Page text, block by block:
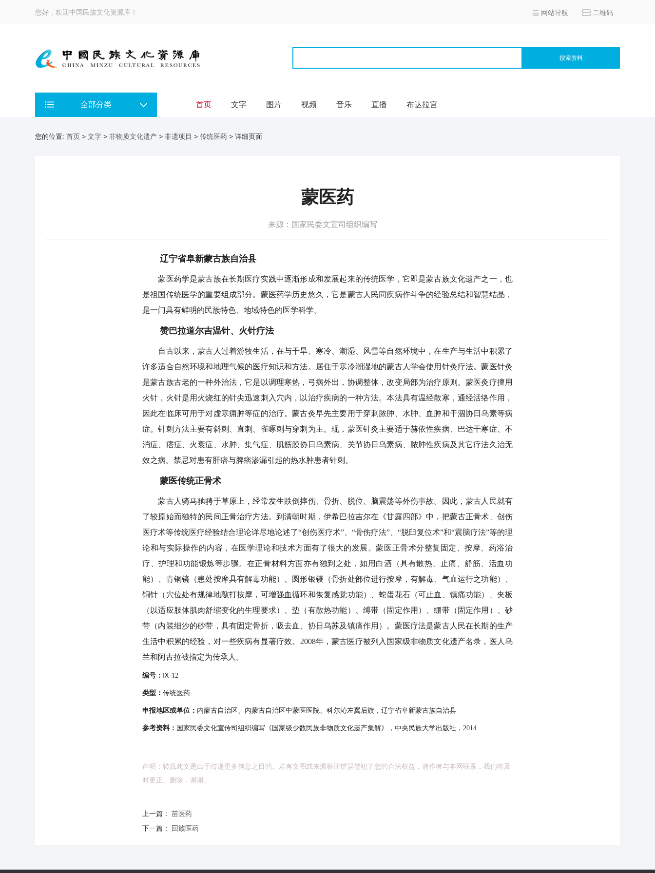
您好，欢迎中国民族文化资源库！ 网站导航 二维码
搜索资料
全部分类 首页 文字 图片 视频 音乐 直播 布达拉宫
您的位置: 首页 > 文字 > 非物质文化遗产 > 非遗项目 > 传统医药 > 详细页面
蒙医药
来源：国家民委文宣司组织编写
辽宁省阜新蒙古族自治县
蒙医药学是蒙古族在长期医疗实践中逐渐形成和发展起来的传统医学，它即是蒙古族文化遗产之一，也
是祖国传统医学的重要组成部分。蒙医药学历史悠久，它是蒙古人民同疾病作斗争的经验总结和智慧结晶，
是一门具有鲜明的民族特色、地域特色的医学科学。
赞巴拉道尔吉温针、火针疗法
自古以来，蒙古人过着游牧生活，在与干旱、寒冷、潮湿、风雪等自然环境中，在生产与生活中积累了
许多适合自然环境和地理气候的医疗知识和方法。居住于寒冷潮湿地的蒙古人学会使用针灸疗法。蒙医针灸
是蒙古族古老的一种外治法，它是以调理寒热，弓病外出，协调整体，改变局部为治疗原则。蒙医灸疗擅用
火针，火针是用火烧红的针尖迅速刺入穴内，以治疗疾病的一种方法。本法具有温经散寒，通经活络作用，
因此在临床可用于对虚寒痈肿等症的治疗。蒙古灸早先主要用于穿刺脓肿、水肿、血肿和干涸协日乌素等病
症。针刺方法主要有斜刺、直刺、雀啄刺与穿刺为主。现，蒙医针灸主要适于赫依性疾病、巴达干寒症、不
消症、痞症、火衰症、水肿、集气症、肌筋膜协日乌素病、关节协日乌素病、脓肿性疾病及其它疗法久治无
效之病。禁忌对患有肝痞与脾痞渗漏引起的热水肿患者针刺。
蒙医传统正骨术
蒙古人骑马驰骋于草原上，经常发生跌倒摔伤、骨折、脱位、脑震荡等外伤事故。因此，蒙古人民就有
了较原始而独特的民间正骨治疗方法。到清朝时期，伊希巴拉吉尔在《甘露四部》中，把蒙古正骨术、创伤
医疗术等传统医疗经验结合理论详尽地论述了“创伤医疗术”、“骨伤疗法”、“脱臼复位术”和“震脑疗法”等的理
论和与实际操作的内容，在医学理论和技术方面有了很大的发展。蒙医正骨术分整复固定、按摩、药浴治
疗、护理和功能锻炼等步骤。在正骨材料方面亦有独到之处，如用白酒（具有散热、止痛、舒筋、活血功
能）、青铜镜（患处按摩具有解毒功能）、圆形银镘（骨折处部位进行按摩，有解毒、气血运行之功能）、
铜针（穴位处有规律地敲打按摩，可增强血循环和恢复感觉功能）、蛇蛋花石（可止血、镇痛功能）、夹板
（以适应肢体肌肉舒缩变化的生理要求）、垫（有散热功能）、缚带（固定作用）、绷带（固定作用）、砂
带（内装细沙的砂带，具有固定骨折，吸去血、协日乌苏及镇痛作用）。蒙医疗法是蒙古人民在长期的生产
生活中积累的经验，对一些疾病有显著疗效。2008年，蒙古医疗被列入国家级非物质文化遗产名录，医人乌
兰和阿古拉被指定为传承人。
编号： Ⅸ-12
类型： 传统医药
申报地区或单位： 内蒙古自治区、内蒙古自治区中蒙医医院、科尔沁左翼后旗，辽宁省阜新蒙古族自治县
参考资料： 国家民委文化宣传司组织编写《国家级少数民族非物质文化遗产集解》，中央民族大学出版社，2014
声明：转载此文是出于传递更多信息之目的。若有文图或来源标注错误侵犯了您的合法权益，请作者与本网联系，我们将及
时更正、删除，谢谢。
上一篇： 苗医药
下一篇：
回族医药